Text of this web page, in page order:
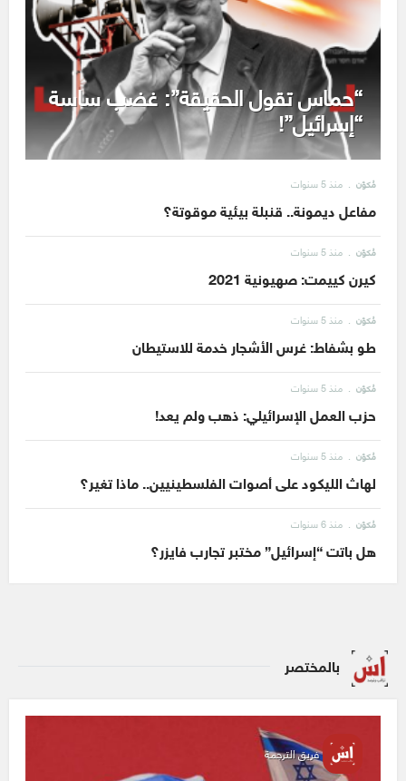
“حماس تقول الحقيقة”: غضب ساسة
“إسرائيل”!
مُكوّن منذ 5 سنوات
مفاعل ديمونة.. قنبلة بيئية موقوتة؟
مُكوّن منذ 5 سنوات
كيرن كييمت: صهيونية 2021
مُكوّن منذ 5 سنوات
طو بشفاط: غرس الأشجار خدمة للاستيطان
مُكوّن منذ 5 سنوات
حزب العمل الإسرائيلي: ذهب ولم يعد!
مُكوّن منذ 5 سنوات
لهاث الليكود على أصوات الفلسطينيين.. ماذا تغير؟
مُكوّن منذ 6 سنوات
هل باتت “إسرائيل” مختبر تجارب فايزر؟
بالمختصر
فريق الترجمة